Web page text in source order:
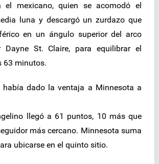
el mexicano, quien se acomodó el
luna y descargó un zurdazo que
en un ángulo superior del arco
Dayne St. Claire, para equilibrar el
63 minutos.
había dado la ventaja a Minnesota a
llegó a 61 puntos, 10 más que
más cercano. Minnesota suma
ubicarse en el quinto sitio.